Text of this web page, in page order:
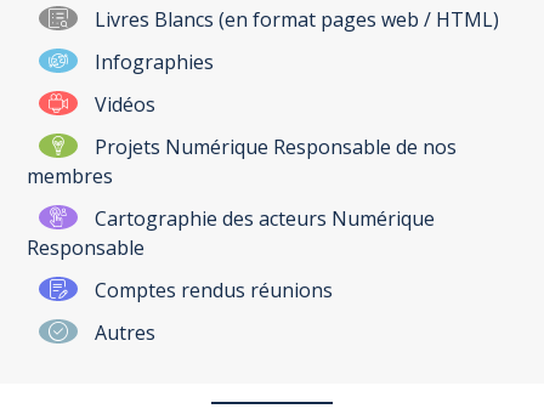
Livres Blancs (en format pages web / HTML)
Infographies
Vidéos
Projets Numérique Responsable de nos
membres
Cartographie des acteurs Numérique
Responsable
Comptes rendus réunions
Autres